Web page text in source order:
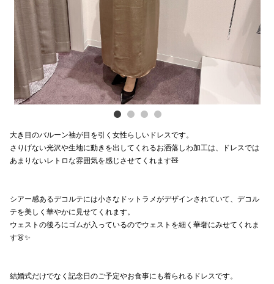
大き目のバルーン袖が目を引く女性らしいドレスです。
さりげない光沢や生地に動きを出してくれるお洒落しわ加工は、ドレスでは
あまりないレトロな雰囲気を感じさせてくれます🧸
シアー感あるデコルテには小さなドットラメがデザインされていて、デコル
テを美しく華やかに見せてくれます。
ウェストの後ろにゴムが入っているのでウェストを細く華奢にみせてくれま
す👗✨
結婚式だけでなく記念日のご予定やお食事にも着られるドレスです。
企業情報
利用規約
ソーシャル